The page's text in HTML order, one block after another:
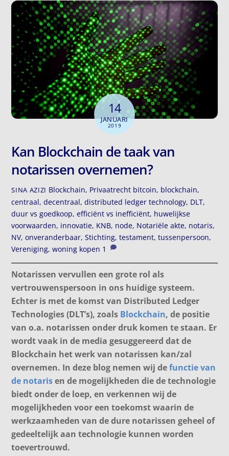
14
JANUARI
2019
Kan Blockchain de taak van
notarissen overnemen?
SINA AZIZI Blockchain, Privaatrecht bitcoin, blockchain,
centraal,decentraal,distributed ledger technology, DLT,
duur vs goedkoop,efficiënt vs inefficiënt, huwelijkse
voorwaarden, innovatie, KNB, node, Notariële akte, notaris,
NV,onveranderbaar,Stichting,testament,tussenpersoon,
Vereniging,woning kopen 1
Notarissen vervullen een grote rol als
vertrouwenspersoon in ons huidige systeem.
Echter is met de komst van Distributed Ledger
Technologies (DLT’s), zoals Blockchain, de positie
van o.a. notarissen onder druk komen te staan. Er
wordt vaak in de media gesuggereerd dat de
Blockchain het werk van notarissen kan/zal
overnemen. In deze blog nemen wij defunctie van
de notarisen de mogelijkheden die de technologie
biedt onder de loep, en verkennen wij de
mogelijkheden voor een toekomst waarin de
werkzaamheden van de dure notarissen geheel of
gedeeltelijk aan technologie kunnen worden
toevertrouwd.